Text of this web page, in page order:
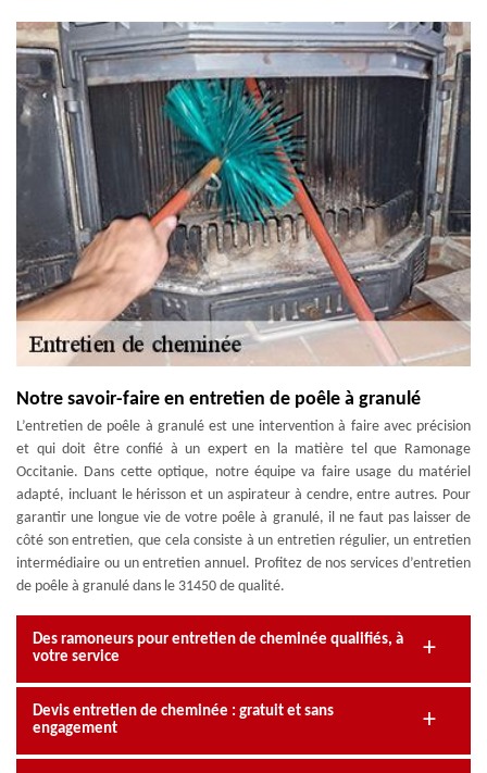
Notre savoir-faire en entretien de poêle à granulé
L’entretien de poêle à granulé est une intervention à faire avec précision
et qui doit être confié à un expert en la matière tel que Ramonage
Occitanie. Dans cette optique, notre équipe va faire usage du matériel
adapté, incluant le hérisson et un aspirateur à cendre, entre autres. Pour
garantir une longue vie de votre poêle à granulé, il ne faut pas laisser de
côté son entretien, que cela consiste à un entretien régulier, un entretien
intermédiaire ou un entretien annuel. Profitez de nos services d’entretien
de poêle à granulé dans le 31450 de qualité.
Des ramoneurs pour entretien de cheminée qualifiés, à
votre service
Devis entretien de cheminée : gratuit et sans
engagement